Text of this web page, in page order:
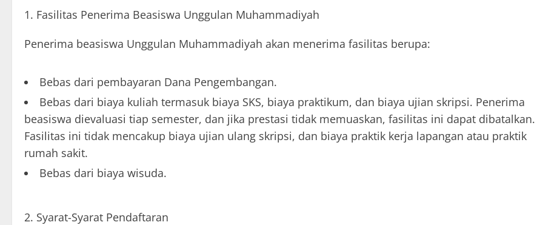
Fasilitas Penerima Beasiswa Unggulan Muhammadiyah
Penerima beasiswa Unggulan Muhammadiyah akan menerima fasilitas berupa:
Bebas dari pembayaran Dana Pengembangan.
Bebas dari biaya kuliah termasuk biaya SKS, biaya praktikum, dan biaya ujian skripsi. Penerima
beasiswa dievaluasi tiap semester, dan jika prestasi tidak memuaskan, fasilitas ini dapat dibatalkan.
Fasilitas ini tidak mencakup biaya ujian ulang skripsi, dan biaya praktik kerja lapangan atau praktik
rumah sakit.
Bebas dari biaya wisuda.
Syarat-Syarat Pendaftaran